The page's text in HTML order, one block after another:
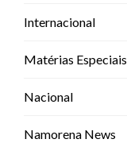
Internacional
Matérias Especiais
Nacional
Namorena News